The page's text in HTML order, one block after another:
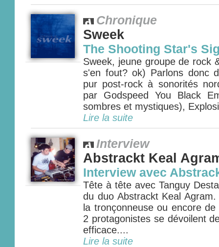
Chronique
Sweek
The Shooting Star's
Sweek, jeune groupe de rock
s'en fout? ok) Parlons donc
pur post-rock à sonorités
par Godspeed You Black
sombres et mystiques),
Lire la suite
Interview
Abstrackt Keal
Interview avec
Tête à tête avec Tanguy
du duo Abstrackt Keal
la tronçonneuse ou encore
2 protagonistes se dévoilent
efficace....
Lire la suite